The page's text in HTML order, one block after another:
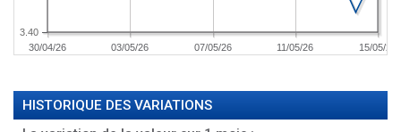
30/04/26 03/05/26 07/05/26 11/05/26 15/05/26
3.40
HISTORIQUE DES VARIATIONS